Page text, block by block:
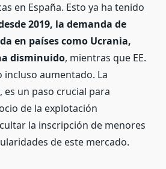
en España. Esto ya ha tenido
2019, la demanda de
en países como Ucrania,
disminuido, mientras que EE.
incluso aumentado. La
es un paso crucial para
de la explotación
la inscripción de menores
de este mercado.